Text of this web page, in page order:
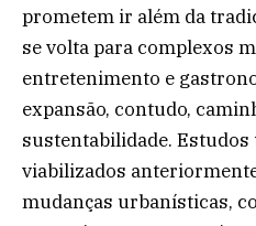
prometem ir além da
se volta para complexos
entretenimento e
expansão, contudo,
sustentabilidade.
viabilizados
mudanças urbanísticas,